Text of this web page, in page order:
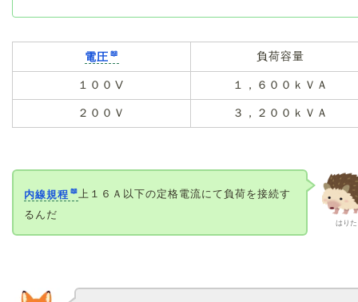
電圧 負荷容量
１００Ⅴ １，６００ｋＶＡ
２００Ｖ ３，２００ｋＶＡ
はりた
内線規程
上１６Ａ以下の定格電流にて負荷を接続す
るんだ